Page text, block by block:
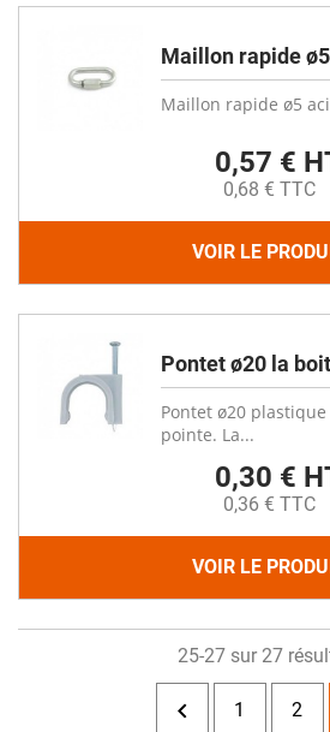
Maillon rapide
Maillon rapide ø5
0,57 €
0,68 € TTC
VOIR LE
Pontet ø20 la
Pontet ø20
pointe. La...
0,30 €
0,36 € TTC
VOIR LE
25-27 sur 27
 1 2